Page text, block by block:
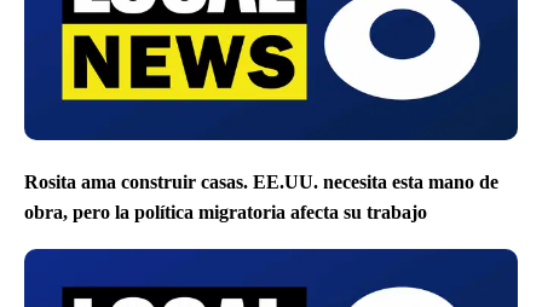
Rosita ama construir casas. EE.UU. necesita esta mano de
obra, pero la política migratoria afecta su trabajo